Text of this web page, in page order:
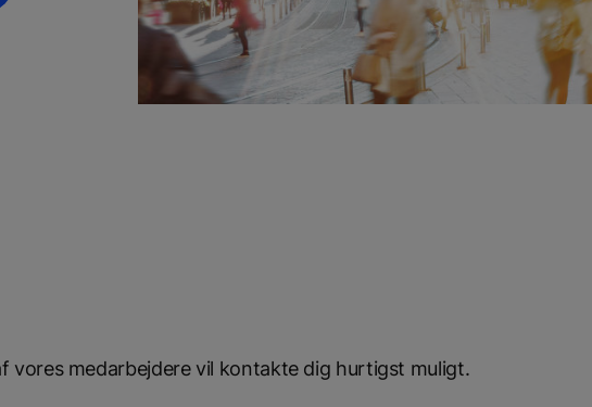
medarbejdere vil kontakte dig hurtigst muligt.